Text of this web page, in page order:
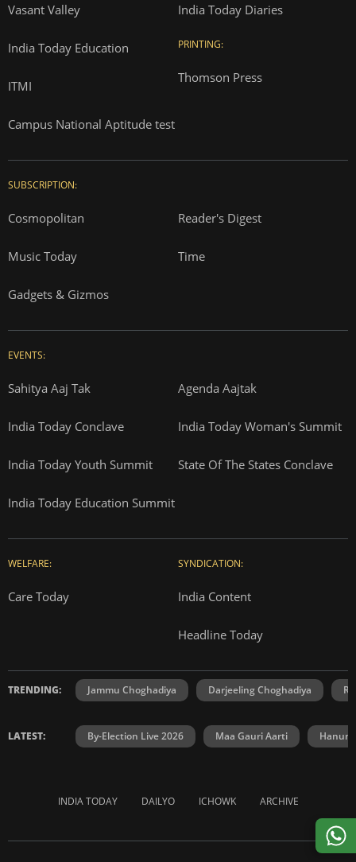
Vasant Valley
India Today Education
ITMI
Campus National Aptitude test
India Today Diaries
PRINTING:
Thomson Press
SUBSCRIPTION:
Cosmopolitan Reader's Digest
Music Today Time
Gadgets & Gizmos
EVENTS:
Sahitya Aaj Tak Agenda Aajtak
India Today Conclave India Today Woman's Summit
India Today Youth Summit State Of The States Conclave
India Today Education Summit
WELFARE:
Care Today
SYNDICATION:
India Content
Headline Today
TRENDING: Jammu Choghadiya Darjeeling Choghadiya
LATEST: By-Election Live 2026 Maa Gauri Aarti
INDIA TODAY DAILYO ICHOWK ARCHIVE